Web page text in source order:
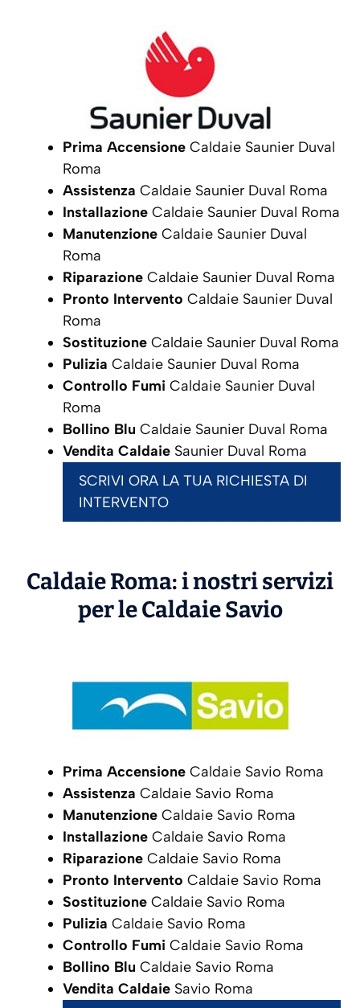
Prima Accensione Caldaie Saunier Duval
Roma
Assistenza Caldaie Saunier Duval Roma
Installazione Caldaie Saunier Duval Roma
Manutenzione Caldaie Saunier Duval
Roma
Riparazione Caldaie Saunier Duval Roma
Pronto Intervento Caldaie Saunier Duval
Roma
Sostituzione Caldaie Saunier Duval Roma
Pulizia Caldaie Saunier Duval Roma
Controllo Fumi Caldaie Saunier Duval
Roma
Bollino Blu Caldaie Saunier Duval Roma
Vendita Caldaie Saunier Duval Roma
SCRIVI ORA LA TUA RICHIESTA DI
INTERVENTO
Caldaie Roma: i nostri servizi
per le CaldaieSavio
Prima Accensione Caldaie Savio Roma
Assistenza Caldaie Savio Roma
Manutenzione Caldaie Savio Roma
Installazione Caldaie Savio Roma
Riparazione Caldaie Savio Roma
Pronto Intervento Caldaie Savio Roma
Sostituzione Caldaie Savio Roma
Pulizia Caldaie Savio Roma
Controllo Fumi Caldaie Savio Roma
Bollino Blu Caldaie Savio Roma
Vendita Caldaie Savio Roma